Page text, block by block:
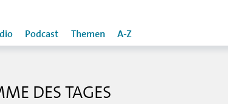
Podcast Themen A-Z
DES TAGES